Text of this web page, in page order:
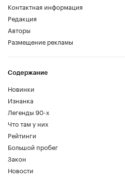
Контактная информация
Редакция
Авторы
Размещение рекламы
Содержание
Новинки
Изнанка
Легенды 90-х
Что там у них
Рейтинги
Большой пробег
Закон
Новости